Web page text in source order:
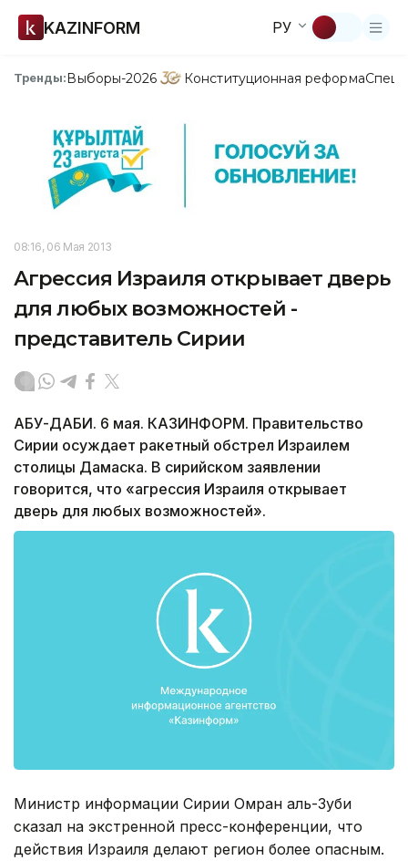
KAZINFORM РУ
Тренды:Выборы-2026 Конституционная реформа
08:16, 06 Мая 2013
Агрессия Израиля открывает дверь
для любых возможностей -
представитель Сирии
АБУ-ДАБИ. 6 мая. КАЗИНФОРМ. Правительство
Сирии осуждает ракетный обстрел Израилем
столицы Дамаска. В сирийском заявлении
говорится, что «агрессия Израиля открывает
дверь для любых возможностей».
Министр информации Сирии Омран аль-Зуби
сказал на экстренной пресс-конференции, что
действия Израиля делают регион более опасным.